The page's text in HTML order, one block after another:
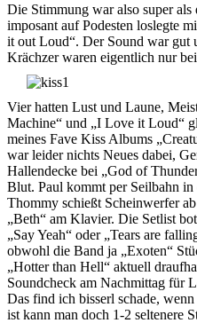
Die Stimmung war also super
imposant auf Podesten loslegte
it out Loud“. Der Sound war gut
Krächzer waren eigentlich nur
Vier hatten Lust und Laune,
Machine“ und „I Love it Loud“
meines Fave Kiss Albums
war leider nichts Neues dabei,
Hallendecke bei „God of
Blut. Paul kommt per Seilbahn
Thommy schießt Scheinwerfer
„Beth“ am Klavier. Die Setlist
„Say Yeah“ oder „Tears are
obwohl die Band ja „Exoten“
„Hotter than Hell“ aktuell
Soundcheck am Nachmittag für
Das find ich bisserl schade,
ist kann man doch 1-2 seltenere